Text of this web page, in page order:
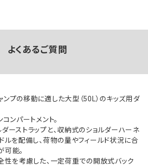
よくあるご質問
プの移動に適した大型（50L）のキッズ用ダ
ンパートメント。
ーストラップと、収納式のショルダーハーネ
ルを配備し、荷物の量やフィールド状況に合
可能。
性を考慮した、一定荷重での開放式バック